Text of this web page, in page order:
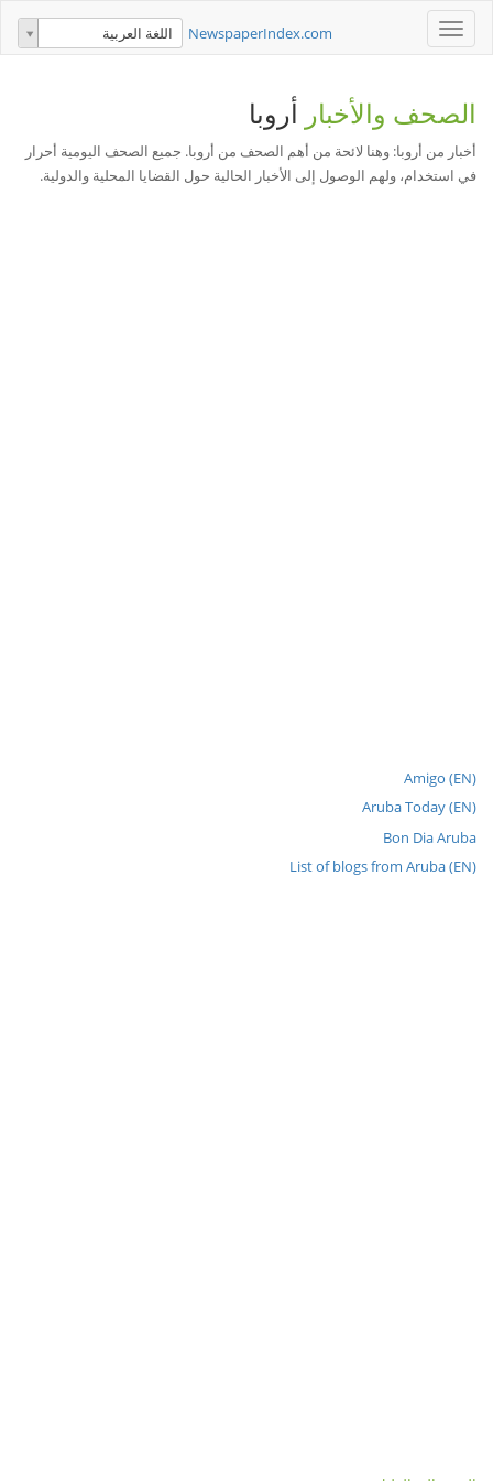
Toggle
navigation
NewspaperIndex.com اللغة العربية
الصحف والأخبار أروبا
أخبار من أروبا: وهنا لائحة من أهم الصحف من أروبا. جميع الصحف اليومية أحرار
في استخدام، ولهم الوصول إلى الأخبار الحالية حول القضايا المحلية والدولية.
Amigo (EN)
Aruba Today (EN)
Bon Dia Aruba
List of blogs from Aruba (EN)